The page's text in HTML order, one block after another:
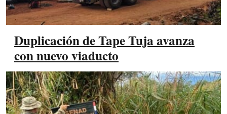
Duplicación de Tape Tuja avanza
con nuevo viaducto